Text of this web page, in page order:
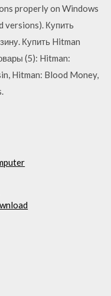
properly on Windows
versions). Купить
Купить Hitman
(5): Hitman:
Hitman: Blood Money,